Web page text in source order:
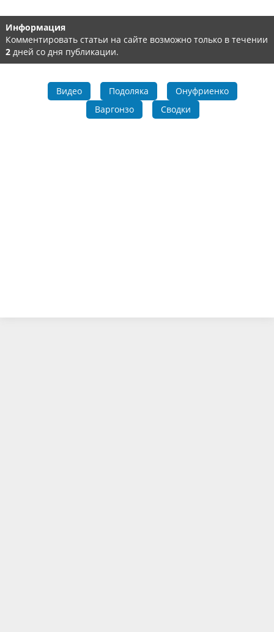
Информация
Комментировать статьи на сайте возможно только в течении
2 дней со дня публикации.
Видео Подоляка
Онуфриенко
Варгонзо
Сводки